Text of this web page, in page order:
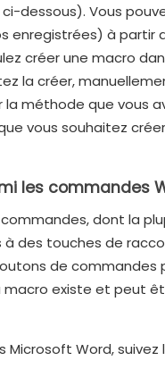
dessous). Vous
enregistrées) à partir
créer une macro
la créer,
méthode que vous
vous souhaitez
les commandes
dont la
des touches de
de commandes
macro existe et peut
Word,